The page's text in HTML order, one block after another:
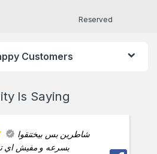
Reserved
Customers
Is Saying
شاطرين بس بيختنقوا
بسرعه و مفيش اي